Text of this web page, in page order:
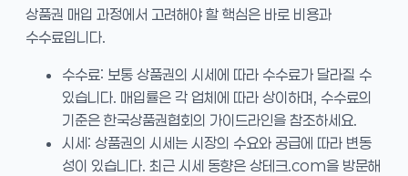
상품권 매입 과정에서 고려해야 할 핵심은 바로 비용과
수수료입니다.
수수료: 보통 상품권의 시세에 따라 수수료가 달라질 수
있습니다. 매입률은 각 업체에 따라 상이하며, 수수료의
기준은 한국상품권협회의 가이드라인을 참조하세요.
시세: 상품권의 시세는 시장의 수요와 공급에 따라 변동
성이 있습니다. 최근 시세 동향은 상테크.com을 방문해